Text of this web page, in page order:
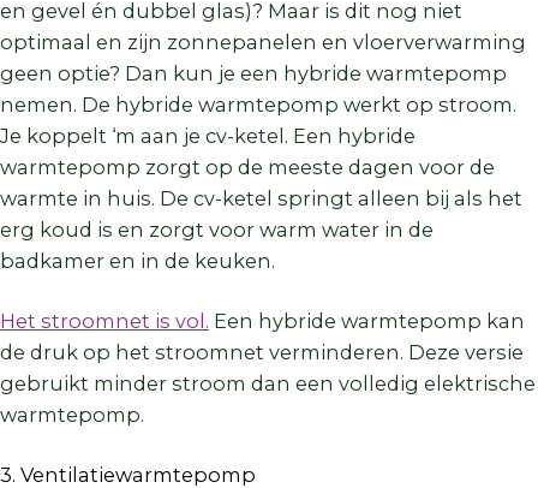
en gevel én dubbel glas)? Maar is dit nog niet
optimaal en zijn zonnepanelen en vloerverwarming
geen optie? Dan kun je een hybride warmtepomp
nemen. De hybride warmtepomp werkt op stroom.
Je koppelt ‘m aan je cv-ketel. Een hybride
warmtepomp zorgt op de meeste dagen voor de
warmte in huis. De cv-ketel springt alleen bij als het
erg koud is en zorgt voor warm water in de
badkamer en in de keuken.
Het stroomnet is vol. Een hybride warmtepomp kan
de druk op het stroomnet verminderen. Deze versie
gebruikt minder stroom dan een volledig elektrische
warmtepomp.
3. Ventilatiewarmtepomp